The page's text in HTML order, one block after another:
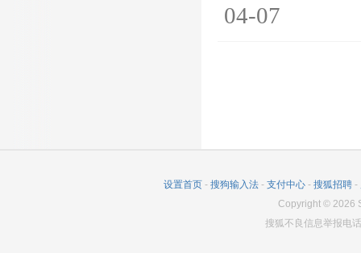
04-07
设置首页 - 搜狗输入法 - 支付中心 - 搜狐招聘 -
Copyright © 2026
搜狐不良信息举报电